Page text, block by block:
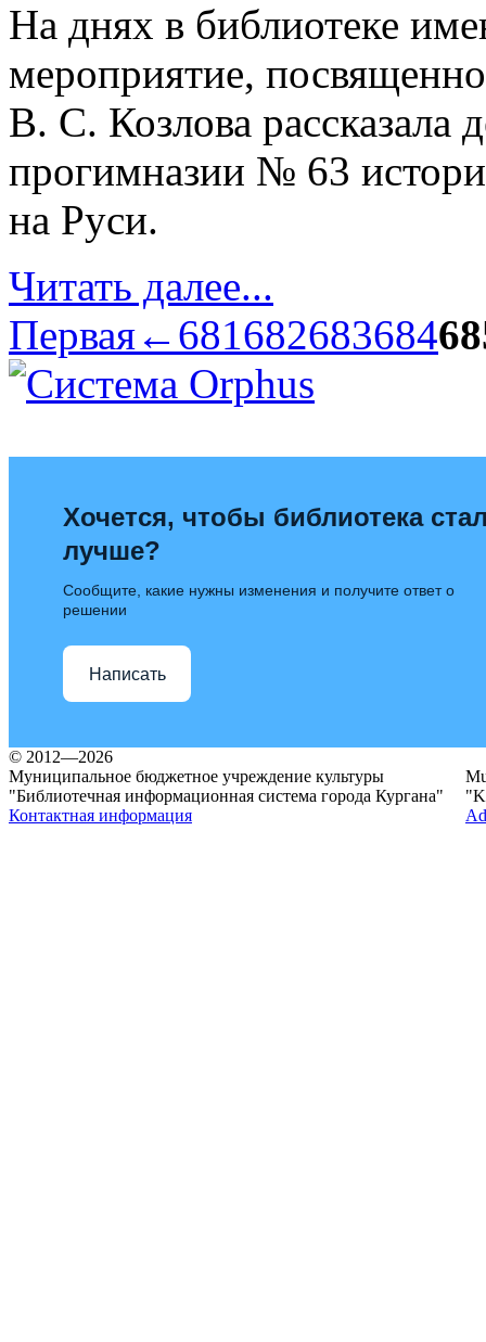
На днях в библиотеке
мероприятие,
В. С. Козлова рассказала
прогимназии № 63
на Руси.
Читать далее...
Первая← 681682683684
Хочется, чтобы библиотека
лучше?
Сообщите, какие нужны изменения и получите ответ о
решении
Написать
© 2012—2026
Муниципальное бюджетное учреждение культуры
"Библиотечная информационная система города Кургана"
Контактная информация